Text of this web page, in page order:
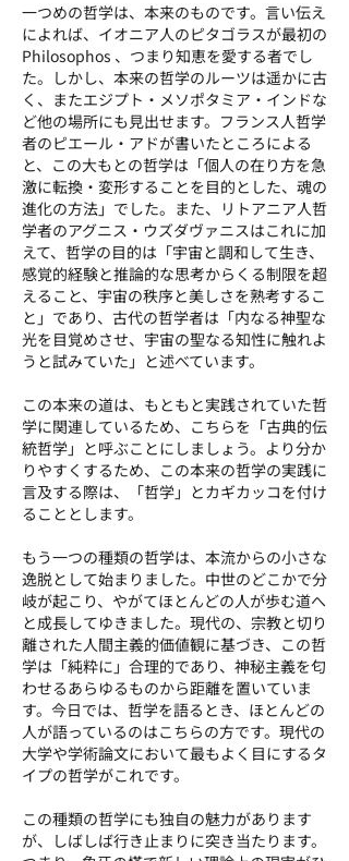
一つめの哲学は、本来のものです。言い伝え
によれば、イオニア人のピタゴラスが最初の
Philosophos 、つまり知恵を愛する者でし
た。しかし、本来の哲学のルーツは遥かに古
く、またエジプト・メソポタミア・インドな
ど他の場所にも見出せます。フランス人哲学
者のピエール・アドが書いたところによる
と、この大もとの哲学は「個人の在り方を急
激に転換・変形することを目的とした、魂の
進化の方法」でした。また、リトアニア人哲
学者のアグニス・ウズダヴァニスはこれに加
えて、哲学の目的は「宇宙と調和して生き、
感覚的経験と推論的な思考からくる制限を超
えること、宇宙の秩序と美しさを熟考するこ
と」であり、古代の哲学者は「内なる神聖な
光を目覚めさせ、宇宙の聖なる知性に触れよ
うと試みていた」と述べています。
この本来の道は、もともと実践されていた哲
学に関連しているため、こちらを「古典的伝
統哲学」と呼ぶことにしましょう。より分か
りやすくするため、この本来の哲学の実践に
言及する際は、「哲学」とカギカッコを付け
ることとします。
もう一つの種類の哲学は、本流からの小さな
逸脱として始まりました。中世のどこかで分
岐が起こり、やがてほとんどの人が歩む道へ
と成長してゆきました。現代の、宗教と切り
離された人間主義的価値観に基づき、この哲
学は「純粋に」合理的であり、神秘主義を匂
わせるあらゆるものから距離を置いていま
す。今日では、哲学を語るとき、ほとんどの
人が語っているのはこちらの方です。現代の
大学や学術論文において最もよく目にするタ
イプの哲学がこれです。
この種類の哲学にも独自の魅力があります
が、しばしば行き止まりに突き当たります。